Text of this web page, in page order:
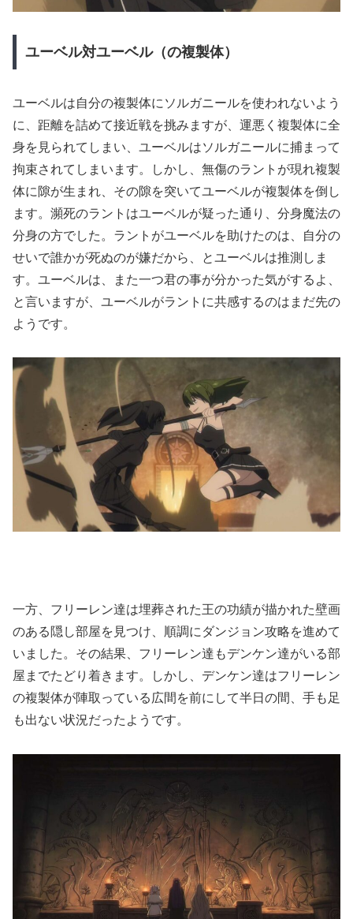
ユーベル対ユーベル（の複製体）
ユーベルは自分の複製体にソルガニールを使われないよう
に、距離を詰めて接近戦を挑みますが、運悪く複製体に全
身を見られてしまい、ユーベルはソルガニールに捕まって
拘束されてしまいます。しかし、無傷のラントが現れ複製
体に隙が生まれ、その隙を突いてユーベルが複製体を倒し
ます。瀕死のラントはユーベルが疑った通り、分身魔法の
分身の方でした。ラントがユーベルを助けたのは、自分の
せいで誰かが死ぬのが嫌だから、とユーベルは推測しま
す。ユーベルは、また一つ君の事が分かった気がするよ、
と言いますが、ユーベルがラントに共感するのはまだ先の
ようです。
一方、フリーレン達は埋葬された王の功績が描かれた壁画
のある隠し部屋を見つけ、順調にダンジョン攻略を進めて
いました。その結果、フリーレン達もデンケン達がいる部
屋までたどり着きます。しかし、デンケン達はフリーレン
の複製体が陣取っている広間を前にして半日の間、手も足
も出ない状況だったようです。